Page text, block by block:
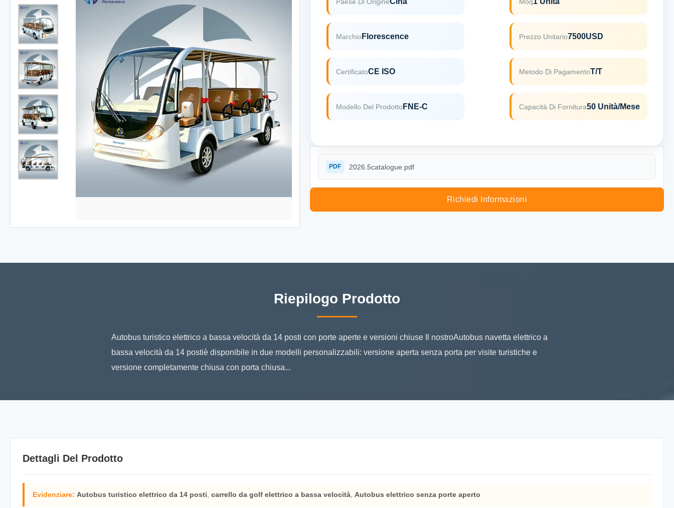
Marchio Florescence
CertificatoCE ISO
Modello Del Prodotto FNE-C
Prezzo Unitario7500USD
Metodo Di PagamentoT/T
Capacità Di Fornitura50 Unità/mese
PDF 2026.5catalogue.pdf
Richiedi Informazioni
Riepilogo Prodotto
Autobus turistico elettrico a bassa velocità da 14 posti con porte aperte e versioni chiuse Il nostroAutobus navetta elettrico a
bassa velocità da 14 postiè disponibile in due modelli personalizzabili: versione aperta senza porta per visite turistiche e
versione completamente chiusa con porta chiusa...
Dettagli Del Prodotto
Evidenziare: Autobus turistico elettrico da 14 posti carrello da golf elettrico a bassa velocità Autobus elettrico senza porte aperto